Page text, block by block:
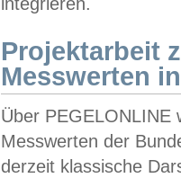
Projektarbeit
Messwerten
Über PEGELONLINE
Messwerten der
derzeit klassische